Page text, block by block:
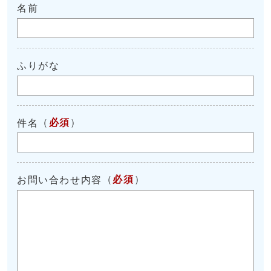
名前
ふりがな
件名 （ 必須 ）
お問い合わせ内容 （ 必須 ）